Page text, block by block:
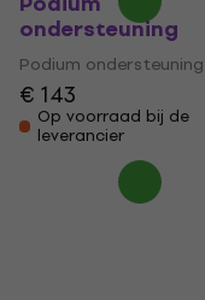
ondersteuning
Podium ondersteuning
€ 143
Op voorraad bij de
leverancier